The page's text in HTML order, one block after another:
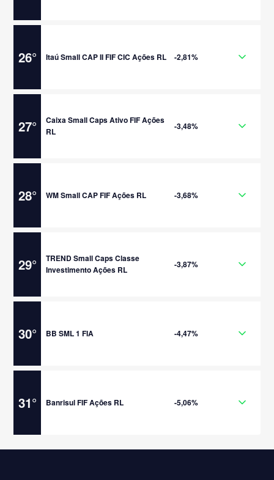
26° Itaú Small CAP II FIF CIC Ações RL -2,81%
27°
Caixa Small Caps Ativo FIF Ações
RL
-3,48%
28° WM Small CAP FIF Ações RL -3,68%
29°
TREND Small Caps Classe
Investimento Ações RL
-3,87%
30° BB SML 1 FIA -4,47%
31° Banrisul FIF Ações RL -5,06%